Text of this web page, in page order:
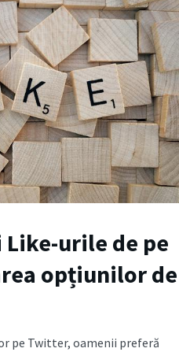
Like-urile de pe
opțiunilor de
pe Twitter, oamenii preferă